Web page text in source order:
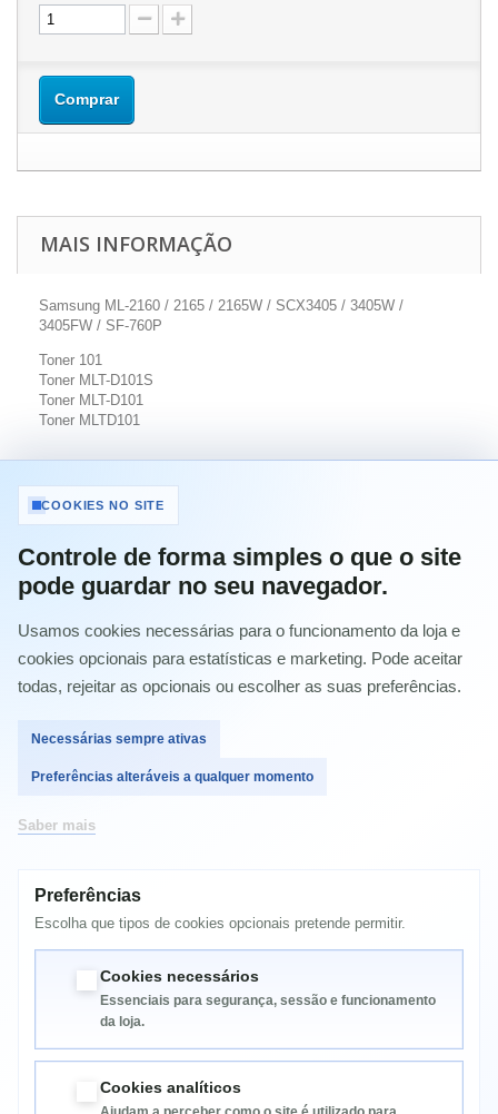
Comprar
MAIS INFORMAÇÃO
Samsung ML-2160 / 2165 / 2165W / SCX3405 / 3405W /
3405FW / SF-760P
Toner 101
Toner MLT-D101S
Toner MLT-D101
Toner MLTD101
Samsung ML-2160
Samsung ML-2164
Samsung ML-2165
Samsung ML-2165W
Samsung ML-2168W；
Samsung SCX-3400F
Samsung SCX-3400FW
Samsung SCX-3405F
Samsung SCX-3405FW
Samsung ML2160W
Samsung ML2165
Samsung SCX3400FW
Samsung SCX3405F
COOKIES NO SITE
Controle de forma simples o que o site
pode guardar no seu navegador.
Usamos cookies necessárias para o funcionamento da loja e
cookies opcionais para estatísticas e marketing. Pode aceitar
todas, rejeitar as opcionais ou escolher as suas preferências.
Necessárias sempre ativas
Preferências alteráveis a qualquer momento
Saber mais
Preferências
Escolha que tipos de cookies opcionais pretende permitir.
Cookies necessários
Essenciais para segurança, sessão e funcionamento
da loja.
Cookies analíticos